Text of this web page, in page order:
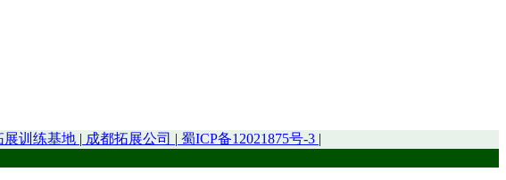
展训练基地 | 成都拓展公司 | 蜀ICP备12021875号-3 |